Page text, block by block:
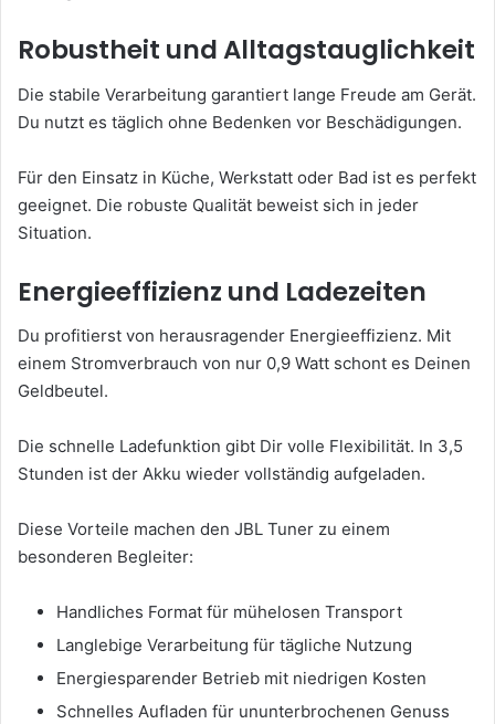
Robustheit und Alltagstauglichkeit
Die stabile Verarbeitung garantiert lange Freude am Gerät.
Du nutzt es täglich ohne Bedenken vor Beschädigungen.
Für den Einsatz in Küche, Werkstatt oder Bad ist es perfekt
geeignet. Die robuste Qualität beweist sich in jeder
Situation.
Energieeffizienz und Ladezeiten
Du profitierst von herausragender Energieeffizienz. Mit
einem Stromverbrauch von nur 0,9 Watt schont es Deinen
Geldbeutel.
Die schnelle Ladefunktion gibt Dir volle Flexibilität. In 3,5
Stunden ist der Akku wieder vollständig aufgeladen.
Diese Vorteile machen den JBL Tuner zu einem
besonderen Begleiter:
Handliches Format für mühelosen Transport
Langlebige Verarbeitung für tägliche Nutzung
Energiesparender Betrieb mit niedrigen Kosten
Schnelles Aufladen für ununterbrochenen Genuss